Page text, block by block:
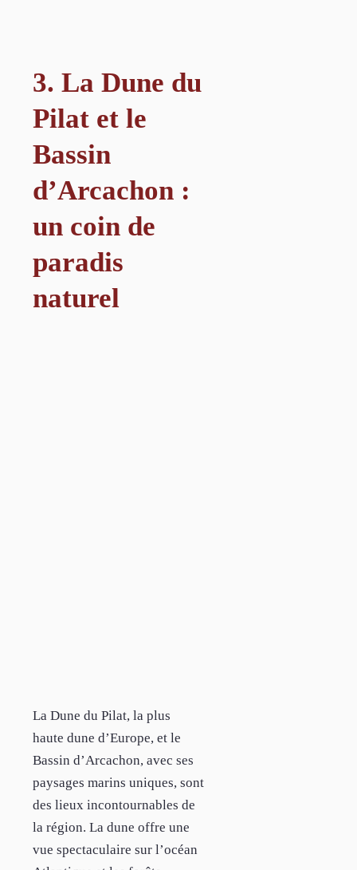
3. La Dune du
Pilat et le
Bassin
d’Arcachon :
un coin de
paradis
naturel
La Dune du Pilat, la plus
haute dune d’Europe, et le
Bassin d’Arcachon, avec ses
paysages marins uniques, sont
des lieux incontournables de
la région. La dune offre une
vue spectaculaire sur l’océan